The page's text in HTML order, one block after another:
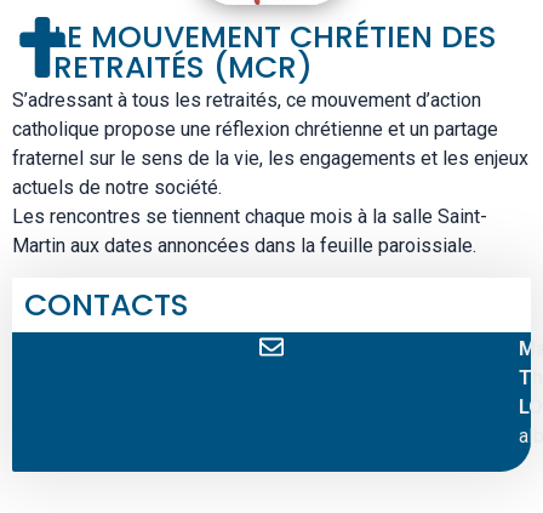
LE MOUVEMENT CHRÉTIEN DES
RETRAITÉS (MCR)
S’adressant à tous les retraités, ce mouvement d’action
catholique propose une réflexion chrétienne et un partage
fraternel sur le sens de la vie, les engagements et les enjeux
actuels de notre société.
Les rencontres se tiennent chaque mois à la salle Saint-
Martin aux dates annoncées dans la feuille paroissiale.
CONTACTS